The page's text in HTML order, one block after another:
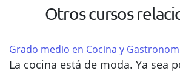
Otros cursos
Grado medio en Cocina y
La cocina está de moda. Ya sea